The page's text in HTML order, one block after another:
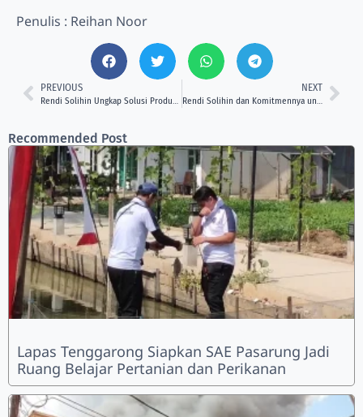
Penulis : Reihan Noor
PREVIOUS
Rendi Solihin Ungkap Solusi Produktivitas di Muara Pantuan
NEXT
Rendi Solihin dan Komitmennya untuk Warga Pesisir
Recommended Post
Lapas Tenggarong Siapkan SAE Pasarung Jadi
Ruang Belajar Pertanian dan Perikanan